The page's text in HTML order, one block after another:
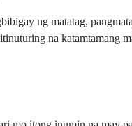
ng matatag,
na katamtamang